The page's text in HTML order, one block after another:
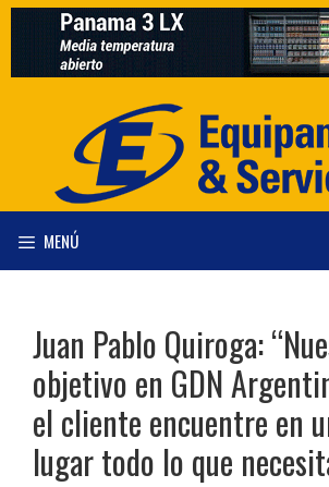
Saltar
contenido
MENÚ
Juan Pablo Quiroga:
objetivo en GDN
el cliente encuentre en
lugar todo lo que